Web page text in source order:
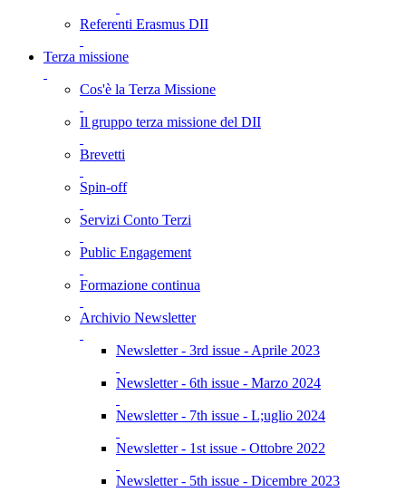
Referenti Erasmus DII
Terza missione
Cos'è la Terza Missione
Il gruppo terza missione del DII
Brevetti
Spin-off
Servizi Conto Terzi
Public Engagement
Formazione continua
Archivio Newsletter
Newsletter - 3rd issue - Aprile 2023
Newsletter - 6th issue - Marzo 2024
Newsletter - 7th issue - L;uglio 2024
Newsletter - 1st issue - Ottobre 2022
Newsletter - 5th issue - Dicembre 2023